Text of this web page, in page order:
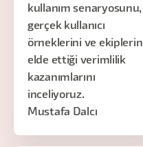
kullanım senaryosunu,
gerçek kullanıcı
örneklerini ve ekiplerin
elde ettiği verimlilik
kazanımlarını
inceliyoruz.
Mustafa Dalcı